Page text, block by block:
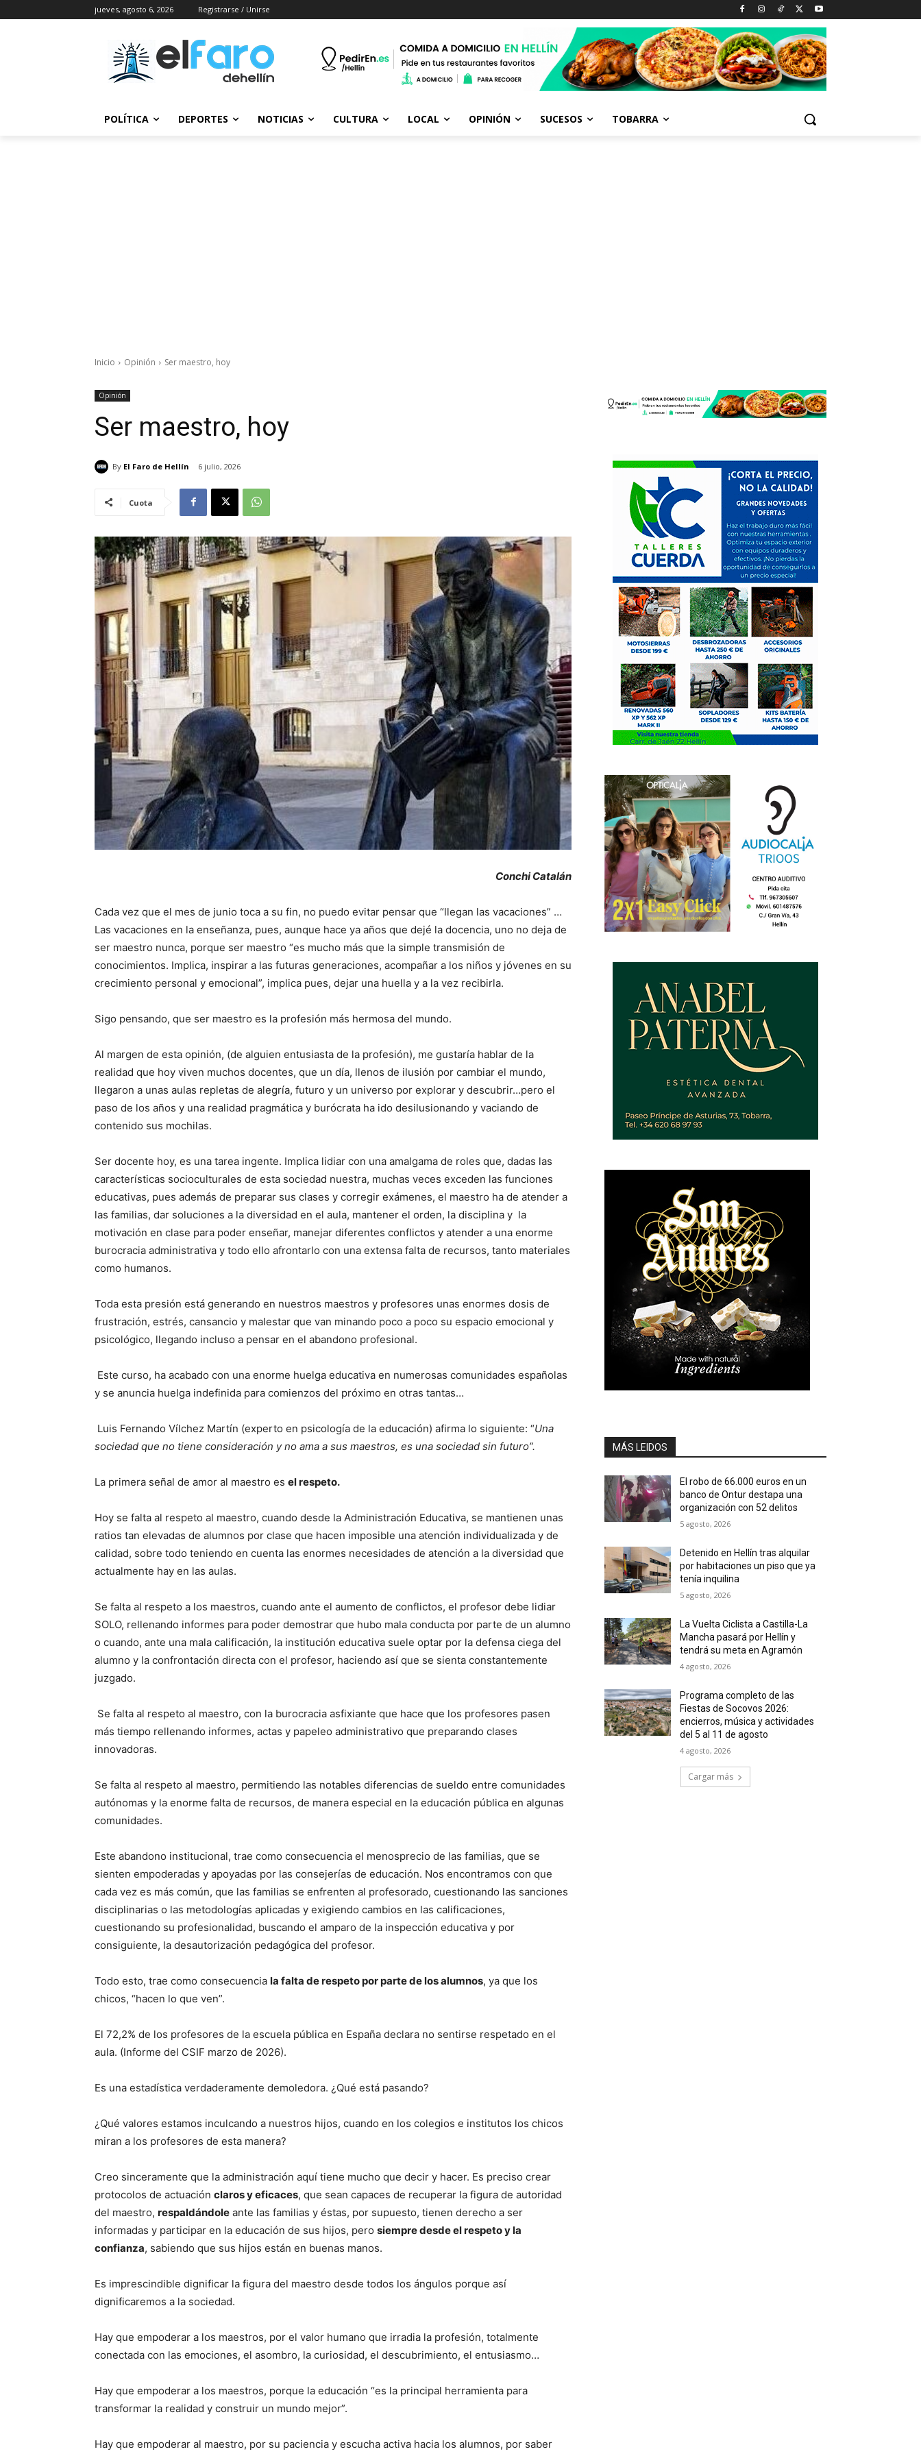
jueves, agosto 6, 2026 Registrarse / Unirse
POLÍTICA DEPORTES NOTICIAS CULTURA LOCAL OPINIÓN SUCESOS TOBARRA
Inicio Opinión Ser maestro, hoy
Opinión
Ser maestro, hoy
By El Faro de Hellín 6 julio, 2026
Cuota
Conchi Catalán
Cada vez que el mes de junio toca a su fin, no puedo evitar pensar que “llegan las vacaciones” …
Las vacaciones en la enseñanza, pues, aunque hace ya años que dejé la docencia, uno no deja de
ser maestro nunca, porque ser maestro “es mucho más que la simple transmisión de
conocimientos. Implica, inspirar a las futuras generaciones, acompañar a los niños y jóvenes en su
crecimiento personal y emocional”, implica pues, dejar una huella y a la vez recibirla.
Sigo pensando, que ser maestro es la profesión más hermosa del mundo.
Al margen de esta opinión, (de alguien entusiasta de la profesión), me gustaría hablar de la
realidad que hoy viven muchos docentes, que un día, llenos de ilusión por cambiar el mundo,
llegaron a unas aulas repletas de alegría, futuro y un universo por explorar y descubrir…pero el
paso de los años y una realidad pragmática y burócrata ha ido desilusionando y vaciando de
contenido sus mochilas.
Ser docente hoy, es una tarea ingente. Implica lidiar con una amalgama de roles que, dadas las
características socioculturales de esta sociedad nuestra, muchas veces exceden las funciones
educativas, pues además de preparar sus clases y corregir exámenes, el maestro ha de atender a
las familias, dar soluciones a la diversidad en el aula, mantener el orden, la disciplina y la
motivación en clase para poder enseñar, manejar diferentes conflictos y atender a una enorme
burocracia administrativa y todo ello afrontarlo con una extensa falta de recursos, tanto materiales
como humanos.
Toda esta presión está generando en nuestros maestros y profesores unas enormes dosis de
frustración, estrés, cansancio y malestar que van minando poco a poco su espacio emocional y
psicológico, llegando incluso a pensar en el abandono profesional.
Este curso, ha acabado con una enorme huelga educativa en numerosas comunidades españolas
y se anuncia huelga indefinida para comienzos del próximo en otras tantas…
Luis Fernando Vílchez Martín (experto en psicología de la educación) afirma lo siguiente: “Una
sociedad que no tiene consideración y no ama a sus maestros, es una sociedad sin futuro”.
La primera señal de amor al maestro es el respeto.
Hoy se falta al respeto al maestro, cuando desde la Administración Educativa, se mantienen unas
ratios tan elevadas de alumnos por clase que hacen imposible una atención individualizada y de
calidad, sobre todo teniendo en cuenta las enormes necesidades de atención a la diversidad que
actualmente hay en las aulas.
Se falta al respeto a los maestros, cuando ante el aumento de conflictos, el profesor debe lidiar
SOLO, rellenando informes para poder demostrar que hubo mala conducta por parte de un alumno
o cuando, ante una mala calificación, la institución educativa suele optar por la defensa ciega del
alumno y la confrontación directa con el profesor, haciendo así que se sienta constantemente
juzgado.
Se falta al respeto al maestro, con la burocracia asfixiante que hace que los profesores pasen
más tiempo rellenando informes, actas y papeleo administrativo que preparando clases
innovadoras.
Se falta al respeto al maestro, permitiendo las notables diferencias de sueldo entre comunidades
autónomas y la enorme falta de recursos, de manera especial en la educación pública en algunas
comunidades.
Este abandono institucional, trae como consecuencia el menosprecio de las familias, que se
sienten empoderadas y apoyadas por las consejerías de educación. Nos encontramos con que
cada vez es más común, que las familias se enfrenten al profesorado, cuestionando las sanciones
disciplinarias o las metodologías aplicadas y exigiendo cambios en las calificaciones,
cuestionando su profesionalidad, buscando el amparo de la inspección educativa y por
consiguiente, la desautorización pedagógica del profesor.
Todo esto, trae como consecuencia la falta de respeto por parte de los alumnos, ya que los
chicos, “hacen lo que ven”.
El 72,2% de los profesores de la escuela pública en España declara no sentirse respetado en el
aula. (Informe del CSIF marzo de 2026).
Es una estadística verdaderamente demoledora. ¿Qué está pasando?
¿Qué valores estamos inculcando a nuestros hijos, cuando en los colegios e institutos los chicos
miran a los profesores de esta manera?
Creo sinceramente que la administración aquí tiene mucho que decir y hacer. Es preciso crear
protocolos de actuación claros y eficaces, que sean capaces de recuperar la figura de autoridad
del maestro, respaldándole ante las familias y éstas, por supuesto, tienen derecho a ser
informadas y participar en la educación de sus hijos, pero siempre desde el respeto y la
confianza, sabiendo que sus hijos están en buenas manos.
Es imprescindible dignificar la figura del maestro desde todos los ángulos porque así
dignificaremos a la sociedad.
Hay que empoderar a los maestros, por el valor humano que irradia la profesión, totalmente
conectada con las emociones, el asombro, la curiosidad, el descubrimiento, el entusiasmo…
Hay que empoderar a los maestros, porque la educación “es la principal herramienta para
transformar la realidad y construir un mundo mejor”.
Hay que empoderar al maestro, por su paciencia y escucha activa hacia los alumnos, por saber
MÁS LEIDOS
El robo de 66.000 euros en un
banco de Ontur destapa una
organización con 52 delitos
5 agosto, 2026
Detenido en Hellín tras alquilar
por habitaciones un piso que ya
tenía inquilina
5 agosto, 2026
La Vuelta Ciclista a Castilla-La
Mancha pasará por Hellín y
tendrá su meta en Agramón
4 agosto, 2026
Programa completo de las
Fiestas de Socovos 2026:
encierros, música y actividades
del 5 al 11 de agosto
4 agosto, 2026
Cargar más